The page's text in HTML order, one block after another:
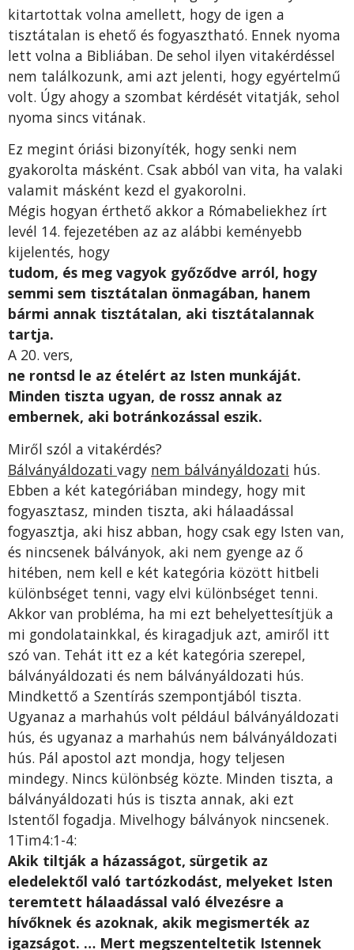
kitartottak volna amellett, hogy de igen a
tisztátalan is ehető és fogyasztható. Ennek nyoma
lett volna a Bibliában. De sehol ilyen vitakérdéssel
nem találkozunk, ami azt jelenti, hogy egyértelmű
volt. Úgy ahogy a szombat kérdését vitatják, sehol
nyoma sincs vitának.
Ez megint óriási bizonyíték, hogy senki nem
gyakorolta másként. Csak abból van vita, ha valaki
valamit másként kezd el gyakorolni.
Mégis hogyan érthető akkor a Rómabeliekhez írt
levél 14. fejezetében az az alábbi keményebb
kijelentés, hogy
tudom, és meg vagyok győződve arról, hogy
semmi sem tisztátalan önmagában, hanem
bármi annak tisztátalan, aki tisztátalannak
tartja.
A 20. vers,
ne rontsd le az ételért az Isten munkáját.
Minden tiszta ugyan, de rossz annak az
embernek, aki botránkozással eszik.
Miről szól a vitakérdés?
Bálványáldozati vagy nem bálványáldozati hús.
Ebben a két kategóriában mindegy, hogy mit
fogyasztasz, minden tiszta, aki hálaadással
fogyasztja, aki hisz abban, hogy csak egy Isten van,
és nincsenek bálványok, aki nem gyenge az ő
hitében, nem kell e két kategória között hitbeli
különbséget tenni, vagy elvi különbséget tenni.
Akkor van probléma, ha mi ezt behelyettesítjük a
mi gondolatainkkal, és kiragadjuk azt, amiről itt
szó van. Tehát itt ez a két kategória szerepel,
bálványáldozati és nem bálványáldozati hús.
Mindkettő a Szentírás szempontjából tiszta.
Ugyanaz a marhahús volt például bálványáldozati
hús, és ugyanaz a marhahús nem bálványáldozati
hús. Pál apostol azt mondja, hogy teljesen
mindegy. Nincs különbség közte. Minden tiszta, a
bálványáldozati hús is tiszta annak, aki ezt
Istentől fogadja. Mivelhogy bálványok nincsenek.
1Tim4:1-4:
Akik tiltják a házasságot, sürgetik az
eledelektől való tartózkodást, melyeket Isten
teremtett hálaadással való élvezésre a
hívőknek és azoknak, akik megismerték az
igazságot. … Mert megszenteltetik Istennek